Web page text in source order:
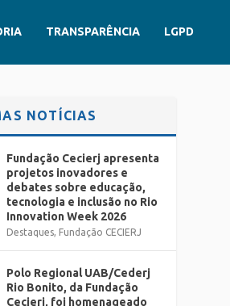
TRANSPARÊNCIA LGPD
NOTÍCIAS
Fundação Cecierj apresenta
projetos inovadores e
debates sobre educação,
tecnologia e inclusão no Rio
Innovation Week 2026
Destaques, Fundação CECIERJ
Polo Regional UAB/Cederj
Rio Bonito, da Fundação
Cecierj, foi homenageado